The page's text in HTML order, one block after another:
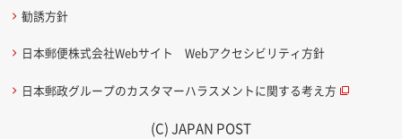
勧誘方針
日本郵便株式会社Webサイト Webアクセシビリティ方針
日本郵政グループのカスタマーハラスメントに関する考え方
(C) JAPAN POST